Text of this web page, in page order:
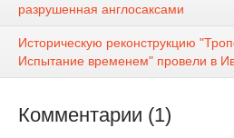
разрушенная англосаксами
Историческую реконструкцию
Испытание временем" провели в
Комментарии (1)